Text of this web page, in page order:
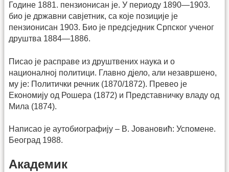
Године 1881. пензионисан је. У периоду 1890—1903.
био је државни савјетник, са које позиције је
пензионисан 1903. Био је предсједник Српског ученог
друштва 1884—1886.
Писао је расправе из друштвених наука и о
националној политици. Главно дјело, али незавршено,
му је: Политички речник (1870/1872). Превео је
Економију од Рошера (1872) и Представничку владу од
Мила (1874).
Написао је аутобиографију – В. Јовановић: Успомене.
Београд 1988.
Академик